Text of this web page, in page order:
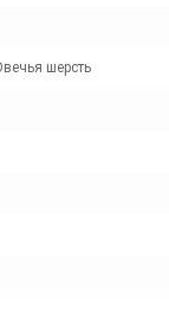
шерсть